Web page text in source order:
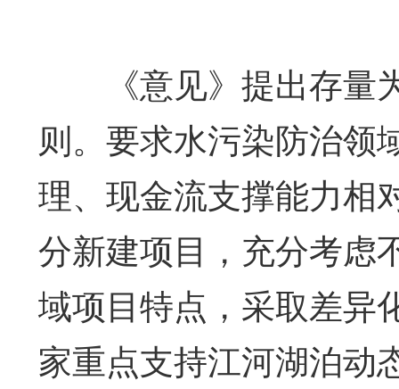
《意见》提出存量
则。要求水污染防治领
理、现金流支撑能力相
分新建项目，充分考虑
域项目特点，采取差异
家重点支持江河湖泊动